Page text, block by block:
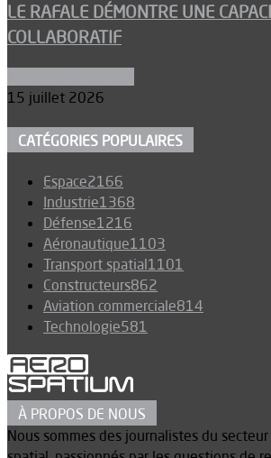
LE RAFALE DÉMONTRE UNE
COLLABORATIF
15 juillet 2026
CATÉGORIES POPULAIRES
Espace2166
Industrie1368
Défense1216
Aéronautique1103
Transport spatial1101
Constructeurs862
Aviation commerciale814
Technologie581
À PROPOS DE NOUS
Nous sommes des journalistes du